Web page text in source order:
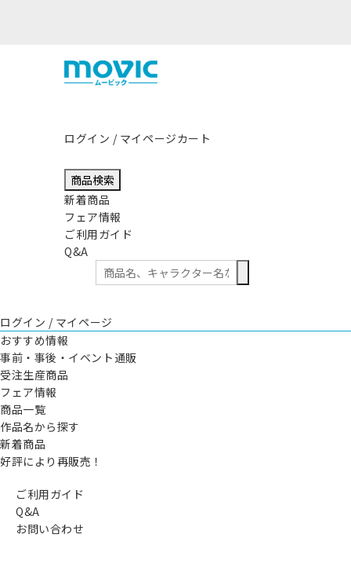
ログイン / マイページカート
商品検索
新着商品
フェア情報
ご利用ガイド
Q&A
ログイン / マイページ
おすすめ情報
事前・事後・イベント通販
受注生産商品
フェア情報
商品一覧
作品名から探す
新着商品
好評により再販売！
ご利用ガイド
Q&A
お問い合わせ